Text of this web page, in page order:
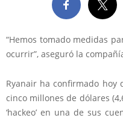
“Hemos tomado medidas
ocurrir”, aseguró la
Ryanair ha confirmado
cinco millones de dólares
‘hackeo’ en una de sus